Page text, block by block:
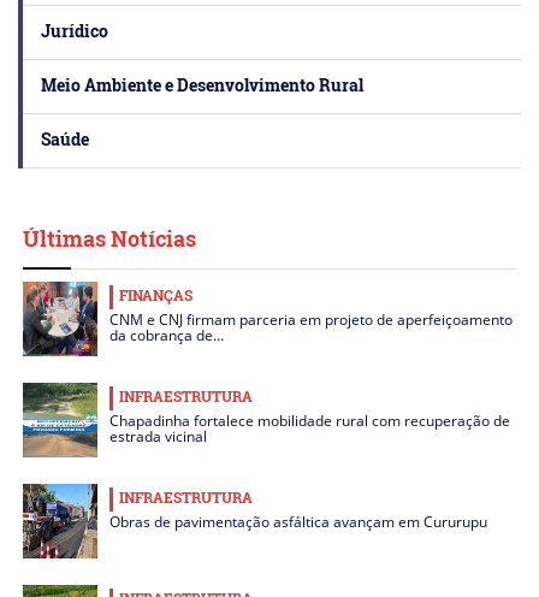
Jurídico
Meio Ambiente e Desenvolvimento Rural
Saúde
Últimas Notícias
FINANÇAS
CNM e CNJ firmam parceria em projeto de aperfeiçoamento
da cobrança de…
INFRAESTRUTURA
Chapadinha fortalece mobilidade rural com recuperação de
estrada vicinal
INFRAESTRUTURA
Obras de pavimentação asfáltica avançam em Cururupu